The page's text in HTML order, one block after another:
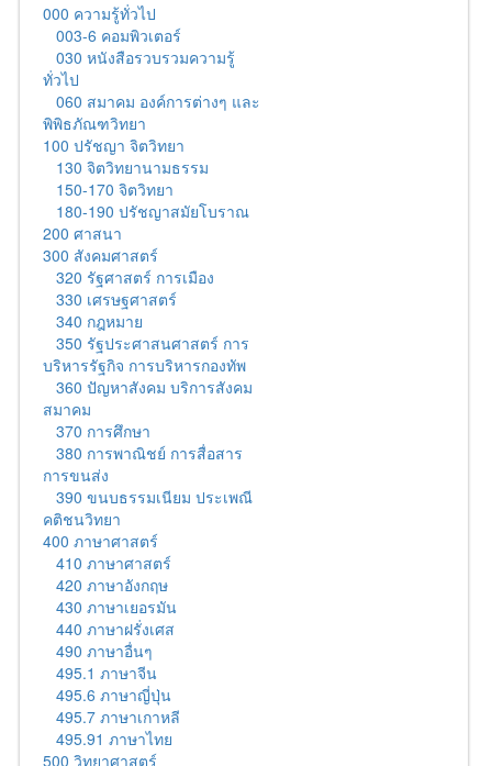
000 ความรู้ทั่วไป
003-6 คอมพิวเตอร์
030 หนังสือรวบรวมความรู้
ทั่วไป
060 สมาคม องค์การต่างๆ และ
พิพิธภัณฑวิทยา
100 ปรัชญา จิตวิทยา
130 จิตวิทยานามธรรม
150-170 จิตวิทยา
180-190 ปรัชญาสมัยโบราณ
200 ศาสนา
300 สังคมศาสตร์
320 รัฐศาสตร์ การเมือง
330 เศรษฐศาสตร์
340 กฎหมาย
350 รัฐประศาสนศาสตร์ การ
บริหารรัฐกิจ การบริหารกองทัพ
360 ปัญหาสังคม บริการสังคม
สมาคม
370 การศึกษา
380 การพาณิชย์ การสื่อสาร
การขนส่ง
390 ขนบธรรมเนียม ประเพณี
คติชนวิทยา
400 ภาษาศาสตร์
410 ภาษาศาสตร์
420 ภาษาอังกฤษ
430 ภาษาเยอรมัน
440 ภาษาฝรั่งเศส
490 ภาษาอื่นๆ
495.1 ภาษาจีน
495.6 ภาษาญี่ปุ่น
495.7 ภาษาเกาหลี
495.91 ภาษาไทย
500 วิทยาศาสตร์